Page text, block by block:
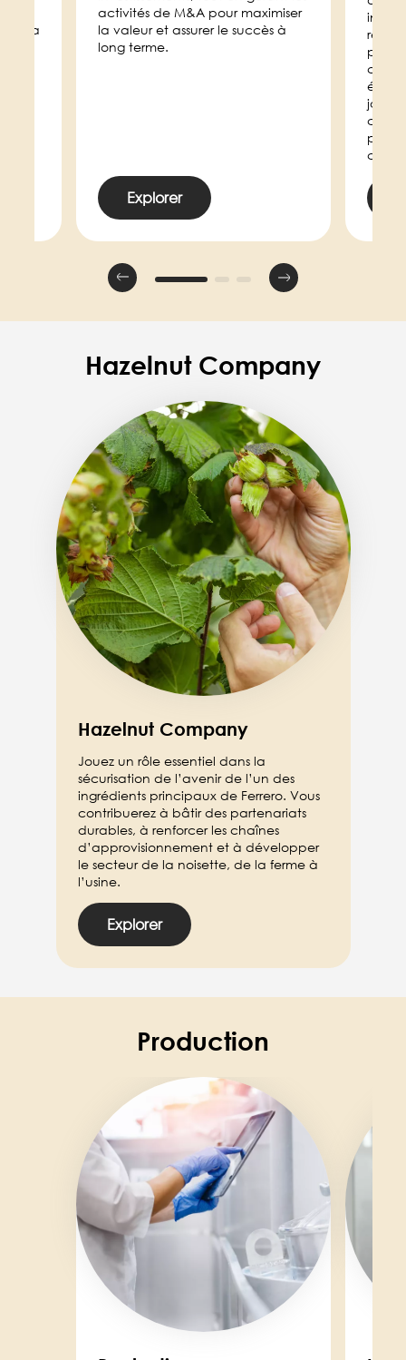
et la
activités de M&A pour maximiser
la valeur et assurer le succès à
long terme.
Explorer
Hazelnut Company
Hazelnut Company
Jouez un rôle essentiel dans la
sécurisation de l’avenir de l’un des
ingrédients principaux de Ferrero. Vous
contribuerez à bâtir des partenariats
durables, à renforcer les chaînes
d’approvisionnement et à développer
le secteur de la noisette, de la ferme à
l’usine.
Explorer
Production